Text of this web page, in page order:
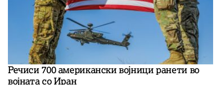
Речиси 700 американски војници ранети во
војната со Иран